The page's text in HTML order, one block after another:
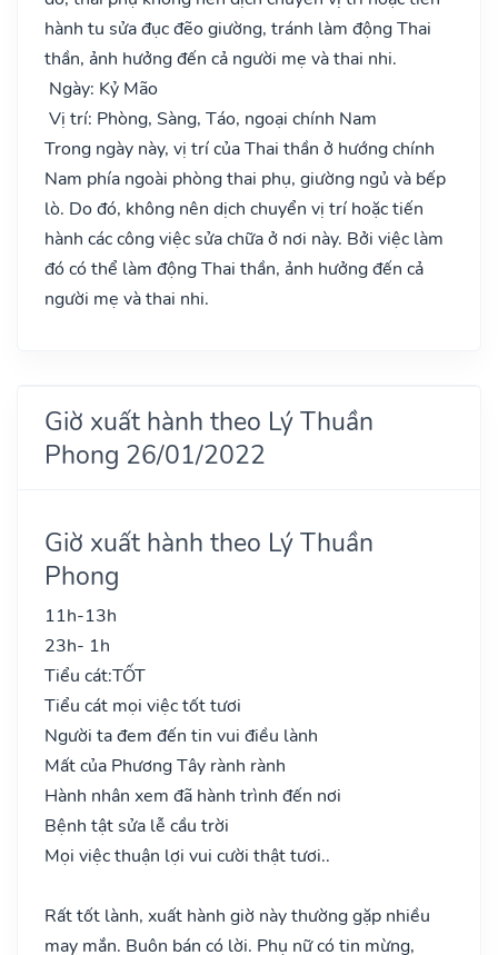
hành tu sửa đục đẽo giường, tránh làm động Thai
thần, ảnh hưởng đến cả người mẹ và thai nhi.
Ngày: Kỷ Mão
Vị trí: Phòng, Sàng, Táo, ngoại chính Nam
Trong ngày này, vị trí của Thai thần ở hướng chính
Nam phía ngoài phòng thai phụ, giường ngủ và bếp
lò. Do đó, không nên dịch chuyển vị trí hoặc tiến
hành các công việc sửa chữa ở nơi này. Bởi việc làm
đó có thể làm động Thai thần, ảnh hưởng đến cả
người mẹ và thai nhi.
Giờ xuất hành theo Lý Thuần
Phong 26/01/2022
Giờ xuất hành theo Lý Thuần
Phong
11h-13h
23h- 1h
Tiểu cát:TỐT
Tiểu cát mọi việc tốt tươi
Người ta đem đến tin vui điều lành
Mất của Phương Tây rành rành
Hành nhân xem đã hành trình đến nơi
Bệnh tật sửa lễ cầu trời
Mọi việc thuận lợi vui cười thật tươi..
Rất tốt lành, xuất hành giờ này thường gặp nhiều
may mắn. Buôn bán có lời. Phụ nữ có tin mừng,